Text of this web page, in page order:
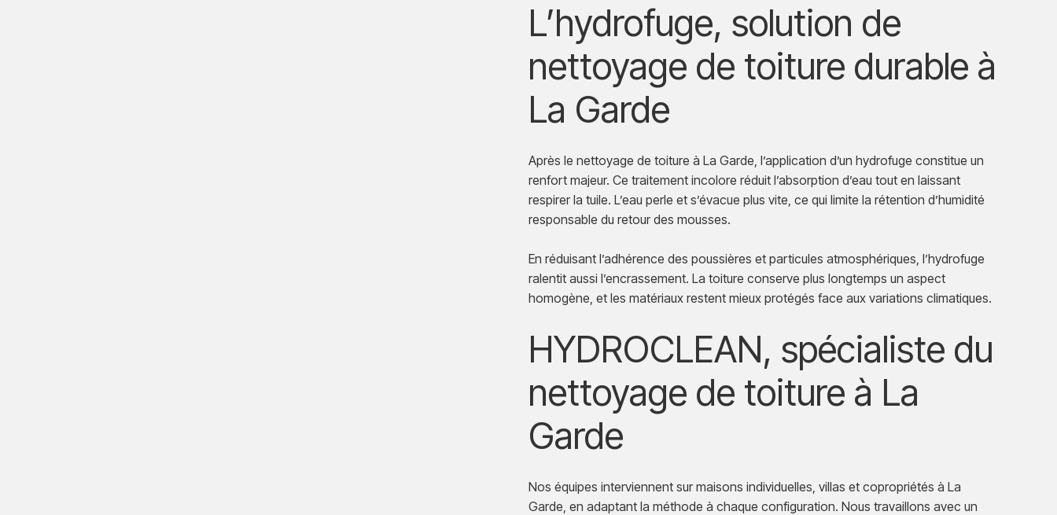
L’hydrofuge, solution de
nettoyage de toiture durable à
La Garde
Après le nettoyage de toiture à La Garde, l’application d’un hydrofuge constitue un
renfort majeur. Ce traitement incolore réduit l’absorption d’eau tout en laissant
respirer la tuile. L’eau perle et s’évacue plus vite, ce qui limite la rétention d’humidité
responsable du retour des mousses.
En réduisant l’adhérence des poussières et particules atmosphériques, l’hydrofuge
ralentit aussi l’encrassement. La toiture conserve plus longtemps un aspect
homogène, et les matériaux restent mieux protégés face aux variations climatiques.
HYDROCLEAN, spécialiste du
nettoyage de toiture à La
Garde
Nos équipes interviennent sur maisons individuelles, villas et copropriétés à La
Garde, en adaptant la méthode à chaque configuration. Nous travaillons avec un